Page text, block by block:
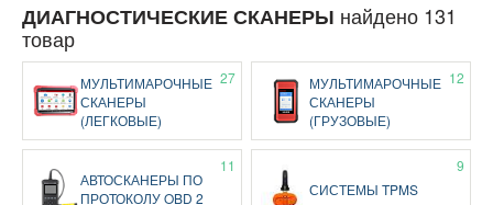
ДИАГНОСТИЧЕСКИЕ СКАНЕРЫ найдено 131
товар
МУЛЬТИМАРОЧНЫЕ
СКАНЕРЫ
(ЛЕГКОВЫЕ)
27
МУЛЬТИМАРОЧНЫЕ
СКАНЕРЫ
(ГРУЗОВЫЕ)
12
АВТОСКАНЕРЫ ПО
ПРОТОКОЛУ OBD 2
11
СИСТЕМЫ TPMS
9